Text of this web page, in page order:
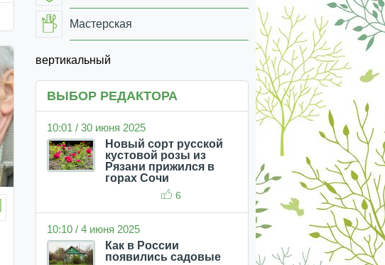
Мастерская
вертикальный
ВЫБОР РЕДАКТОРА
10:01 / 30 июня 2025
Новый сорт русской
кустовой розы из
Рязани прижился в
горах Сочи
6
10:10 / 4 июня 2025
Как в России
появились садовые